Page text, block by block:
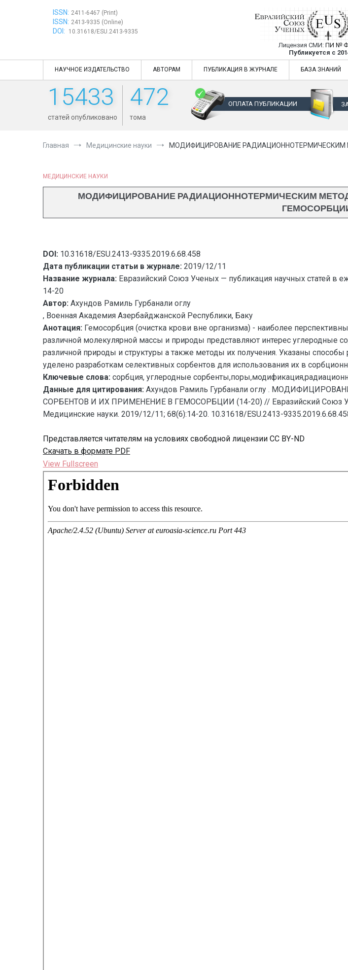
ISSN: 2411-6467 (Print)
ISSN: 2413-9335 (Online)
DOI: 10.31618/ESU.2413-9335
Евразийский Союз
Лицензия СМИ: ПИ №
Публикуется с
Евразийский Союз Ученых —
НАУЧНОЕ ИЗДАТЕЛЬСТВО АВТОРАМ ПУБЛИКАЦИЯ В ЖУРНАЛЕ БАЗА ЗНАНИЙ
15433
статей опубликовано
472
тома
ОПЛАТА ПУБЛИКАЦИИ
Главная Медицинские науки МОДИФИЦИРОВАНИЕ РАДИАЦИОННОТЕРМИЧЕСКИМ
МЕДИЦИНСКИЕ НАУКИ
МОДИФИЦИРОВАНИЕ РАДИАЦИОННОТЕРМИЧЕСКИМ
DOI: 10.31618/ESU.2413-9335.2019.6.68.458
Дата публикации статьи в журнале: 2019/12/11
Название журнала: Евразийский Союз Ученых — публикация научных статей в
14-20
Автор: Ахундов Рамиль Гурбанали оглу
, Военная Академия Азербайджанской Республики, Баку
Анотация: Гемосорбция (очистка крови вне организма) - наиболее
различной молекулярной массы и природы представляют интерес
различной природы и структуры а также методы их получения. Указаны
уделено разработкам селективных сорбентов для использования их в
Ключевые слова: сорбция, углеродные
Данные для цитирования: Ахундов Рамиль Гурбанали оглу .
СОРБЕНТОВ И ИХ ПРИМЕНЕНИЕ В ГЕМОСОРБЦИИ (14-20) // Евразийский Союз
Медицинские науки. 2019/12/11; 68(6):14-20. 10.31618/ESU.2413-
Представляется читателям на условиях свободной лицензии CC BY-ND
Скачать в формате PDF
View Fullscreen
Перейти
содержимому